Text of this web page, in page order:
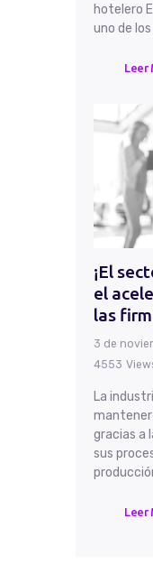
hotelero
uno de
Leer
¡El
el
las
3 de
4553
La
gracias a
sus
Leer